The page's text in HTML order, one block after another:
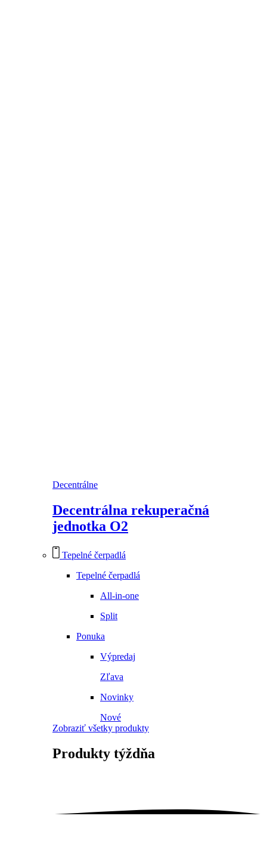
Decentrálne
Decentrálna rekuperačná
jednotka O2
Tepelné čerpadlá
Tepelné čerpadlá
All-in-one
Split
Ponuka
Výpredaj
Zľava
Novinky
Nové
Zobraziť všetky produkty
Produkty týždňa